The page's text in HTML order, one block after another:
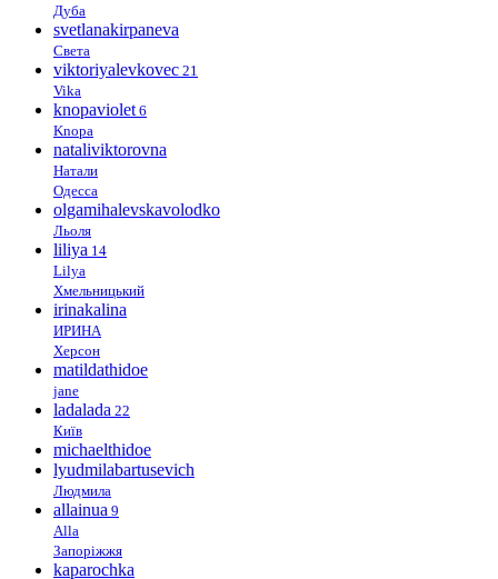
Дуба
svetlanakirpaneva
Света
viktoriyalevkovec 21
Vika
knopaviolet 6
Knopa
nataliviktorovna
Натали
Одесса
olgamihalevskavolodko
Льоля
liliya 14
Lilya
Хмельницький
irinakalina
ИРИНА
Херсон
matildathidoe
jane
ladalada 22
Київ
michaelthidoe
lyudmilabartusevich
Людмила
allainua 9
Alla
Запоріжжя
kaparochka